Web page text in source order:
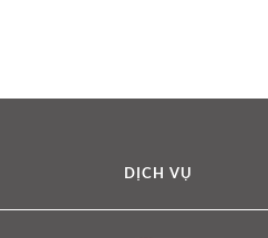
DỊCH VỤ